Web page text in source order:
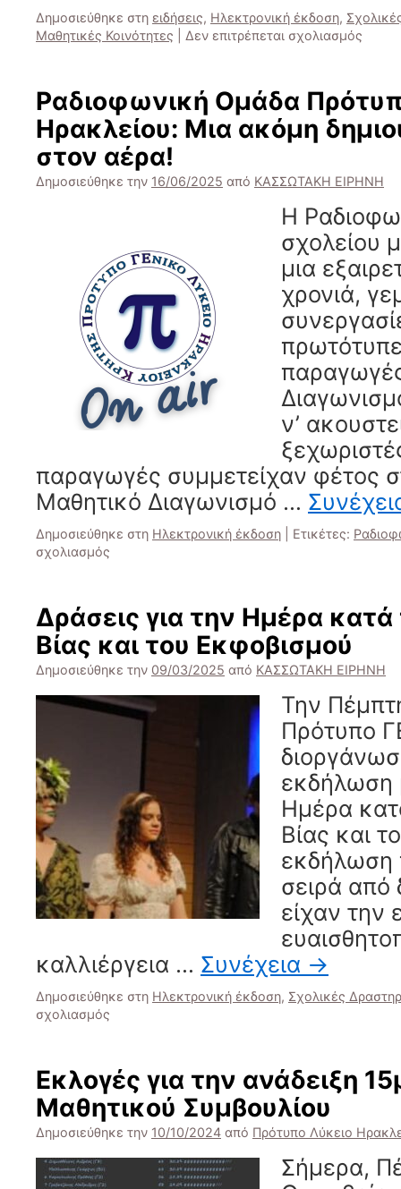
Δημοσιεύθηκε στη ειδήσεις, Ηλεκτρονική έκδοση,
Μαθητικές Κοινότητες
Δεν επιτρέπεται σχολιασμός
Ραδιοφωνική Ομάδα
Ηρακλείου: Μια ακόμη
στον αέρα!
Δημοσιεύθηκε την 16/06/2025 από ΚΑΣΣΩΤΑΚΗ ΕΙΡΗΝΗ
Η
σχολείου
μια
χρονιά,
ν’
παραγωγές συμμετείχαν φέτος
Μαθητικό Διαγωνισμό …
Δημοσιεύθηκε στη Ηλεκτρονική έκδοση Ετικέτες:
σχολιασμός
ΓΕΛ
Ηρακλείου:
Μια
ακόμη
δημιουργική
χρονιά
Δράσεις για την Ημέρα κατά
Βίας και του Εκφοβισμού
Δημοσιεύθηκε την 09/03/2025 από ΚΑΣΣΩΤΑΚΗ ΕΙΡΗΝΗ
Την
Πρότυπο
εκδήλωση
Ημέρα
Βίας και
εκδήλωση
σειρά από
είχαν την
καλλιέργεια … Συνέχεια →
Δημοσιεύθηκε στη Ηλεκτρονική έκδοση, Σχολικές
σχολιασμός
την
Ημέρα
κατά
της
Σχολικής
Βίας
Εκλογές για την ανάδειξη
Μαθητικού Συμβουλίου
Δημοσιεύθηκε την 10/10/2024 από Πρότυπο Λύκειο
Σήμερα,